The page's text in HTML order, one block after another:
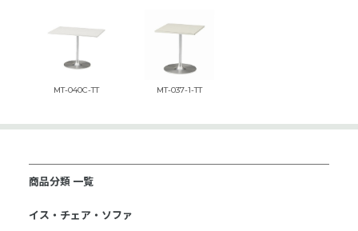
MT-040C-TT MT-037-1-TT
商品分類 一覧
イス・チェア・ソファ